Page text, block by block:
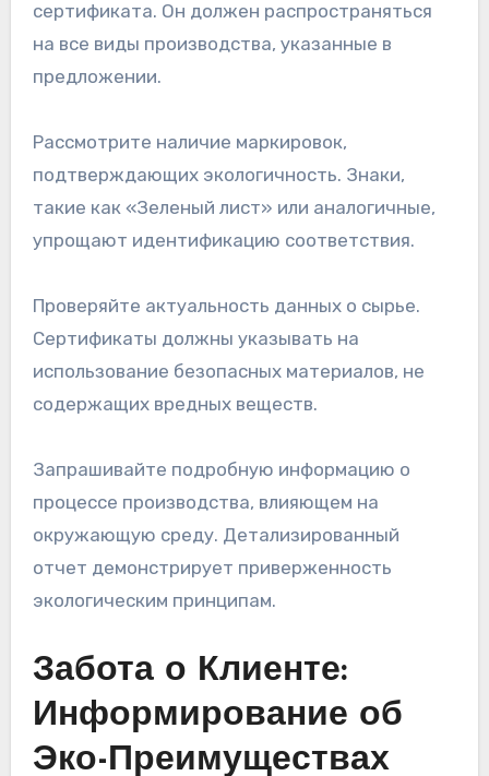
сертификата. Он должен распространяться
на все виды производства, указанные в
предложении.
Рассмотрите наличие маркировок,
подтверждающих экологичность. Знаки,
такие как «Зеленый лист» или аналогичные,
упрощают идентификацию соответствия.
Проверяйте актуальность данных о сырье.
Сертификаты должны указывать на
использование безопасных материалов, не
содержащих вредных веществ.
Запрашивайте подробную информацию о
процессе производства, влияющем на
окружающую среду. Детализированный
отчет демонстрирует приверженность
экологическим принципам.
Забота о Клиенте:
Информирование об
Эко-Преимуществах